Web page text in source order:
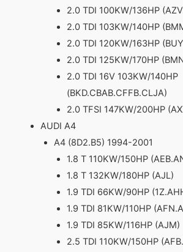
2.0 TDI 100KW/136HP
2.0 TDI 103KW/140HP
2.0 TDI 120KW/163HP
2.0 TDI 125KW/170HP
2.0 TDI 16V 103KW/140HP
(BKD.CBAB.CFFB.CLJA)
2.0 TFSI 147KW/200HP
AUDI A4
A4 (8D2.B5) 1994-2001
1.8 T 110KW/150HP
1.8 T 132KW/180HP (AJL)
1.9 TDI 66KW/90HP
1.9 TDI 81KW/110HP
1.9 TDI 85KW/116HP (AJM)
2.5 TDI 110KW/150HP